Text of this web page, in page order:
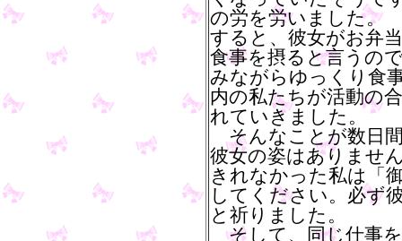
の労を労いました。
すると、彼女がお弁
食事を摂ると言うの
みながらゆっくり食
内の私たちが活動の
れていきました。
そんなことが数日
彼女の姿はありませ
きれなかった私は「
してください。必ず
と祈りました。
そして、同じ仕事